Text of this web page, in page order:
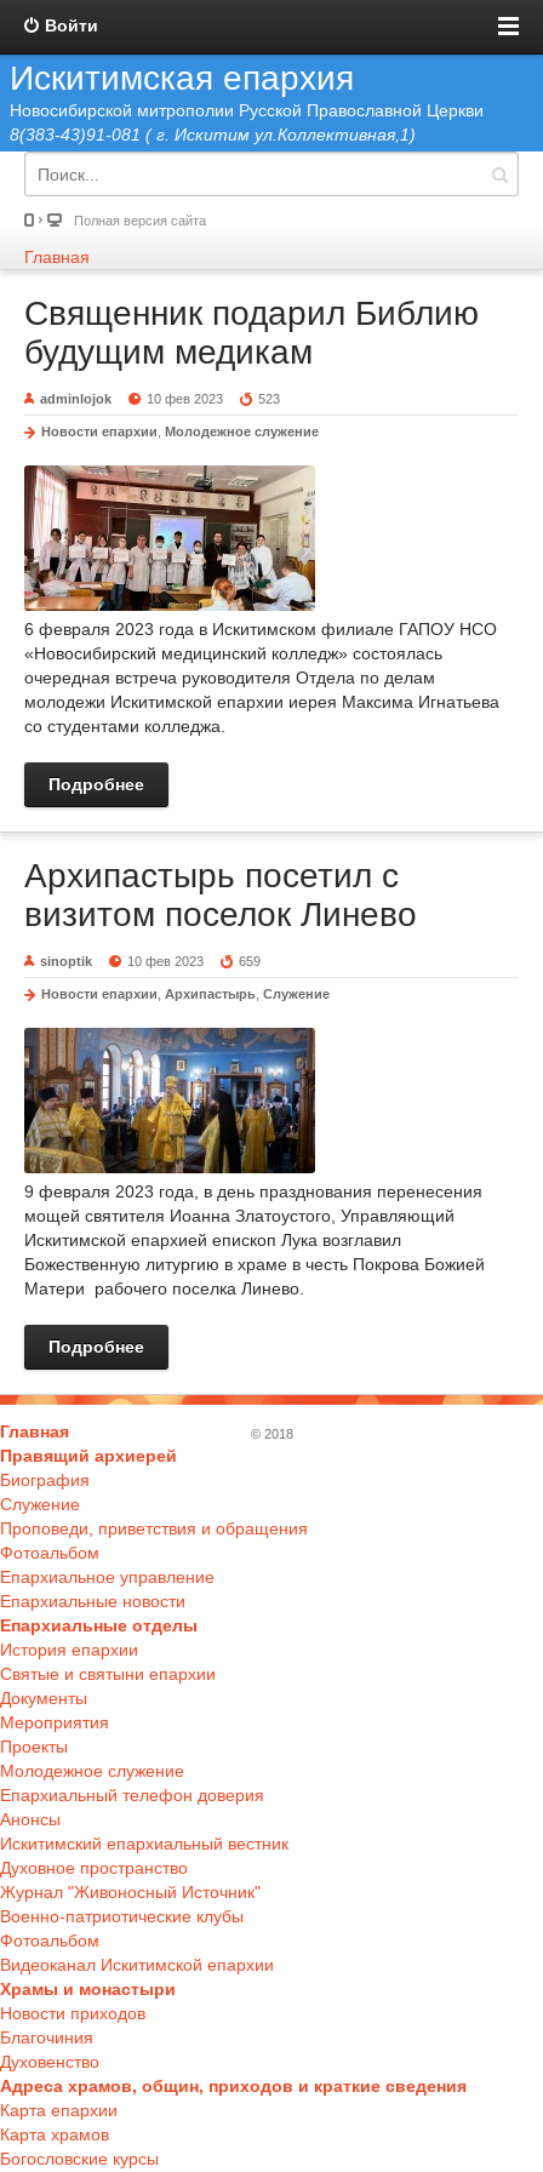
Войти
Искитимская епархия
Новосибирской митрополии Русской Православной Церкви
8(383-43)91-081 ( г. Искитим ул.Коллективная,1)
Полная версия сайта
Главная
Священник подарил Библию
будущим медикам
adminlojok 10 фев 2023 523
Новости епархии Молодежное служение
6 февраля 2023 года в Искитимском филиале ГАПОУ НСО
«Новосибирский медицинский колледж» состоялась
очередная встреча руководителя Отдела по делам
молодежи Искитимской епархии иерея Максима Игнатьева
со студентами колледжа.
Подробнее
Архипастырь посетил с
визитом поселок Линево
sinoptik 10 фев 2023 659
Новости епархии Архипастырь Служение
9 февраля 2023 года, в день празднования перенесения
мощей святителя Иоанна Златоустого, Управляющий
Искитимской епархией епископ Лука возглавил
Божественную литургию в храме в честь Покрова Божией
Матери рабочего поселка Линево.
Подробнее
Главная
Правящий архиерей
Биография
Служение
Проповеди, приветствия и обращения
Фотоальбом
Епархиальное управление
Епархиальные новости
Епархиальные отделы
История епархии
Святые и святыни епархии
Документы
Мероприятия
Проекты
Молодежное служение
Епархиальный телефон доверия
Анонсы
Искитимский епархиальный вестник
Духовное пространство
Журнал "Живоносный Источник"
Военно-патриотические клубы
Фотоальбом
Видеоканал Искитимской епархии
Храмы и монастыри
Новости приходов
Благочиния
Духовенство
Адреса храмов, общин, приходов и краткие сведения
Карта епархии
Карта храмов
Богословские курсы
© 2018